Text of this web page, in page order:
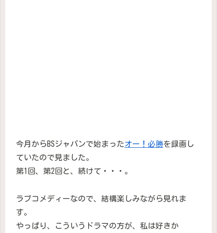
今月からBSジャパンで始まったオー！必勝を録画し
ていたので見ました。
第1回、第2回と、続けて・・・。
ラブコメディーなので、結構楽しみながら見れま
す。
やっぱり、こういうドラマの方が、私は好きか